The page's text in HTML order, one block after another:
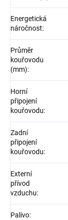
Energetická
náročnost:
Průměr
kouřovodu
(mm):
Horní
připojení
kouřovodu:
Zadní
připojení
kouřovodu:
Externí
přívod
vzduchu:
Palivo: